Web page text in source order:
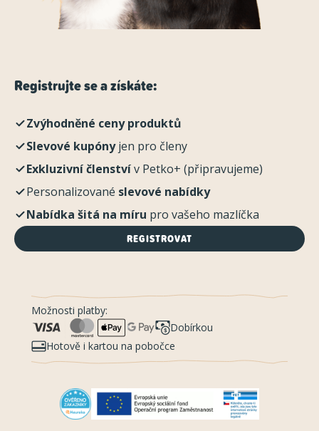
Registrujte se a získáte:
Zvýhodněné ceny produktů
Slevové kupónyjen pro členy
Exkluzivní členstvív Petko+ (připravujeme)
Personalizované slevové nabídky
Nabídka šitá na míru pro vašeho mazlíčka
REGISTROVAT
Možnosti platby:
Dobírkou
Hotově i kartou na pobočce